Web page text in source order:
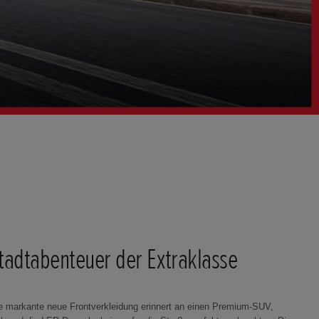
der Extraklasse
markante neue Frontverkleidung erinnert an einen Premium-SUV,